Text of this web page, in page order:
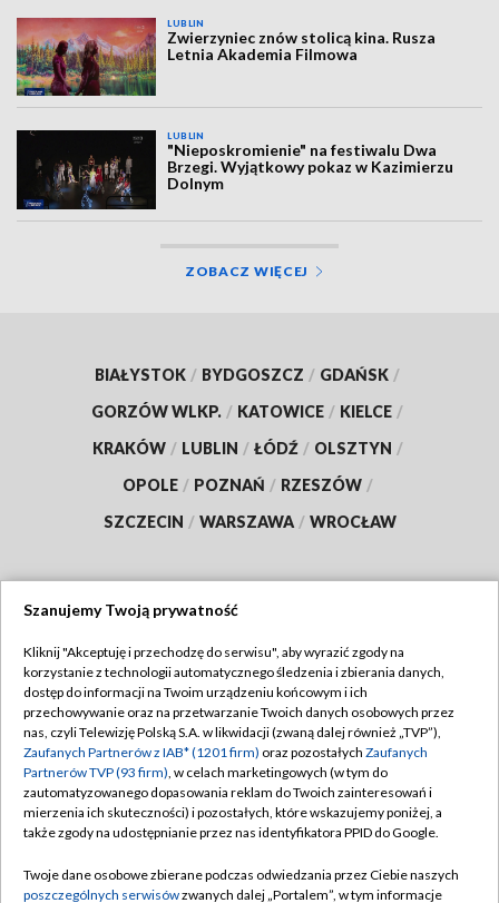
LUBLIN
Zwierzyniec znów stolicą kina. Rusza
Letnia Akademia Filmowa
LUBLIN
"Nieposkromienie" na festiwalu Dwa
Brzegi. Wyjątkowy pokaz w Kazimierzu
Dolnym
ZOBACZ WIĘCEJ
BIAŁYSTOK / BYDGOSZCZ / GDAŃSK /
GORZÓW WLKP. / KATOWICE / KIELCE /
KRAKÓW / LUBLIN / ŁÓDŹ / OLSZTYN /
OPOLE / POZNAŃ / RZESZÓW /
SZCZECIN / WARSZAWA / WROCŁAW
TVP
Abonament TVP
Emisja w TVP
Centrum informacji TVP
Naziemna Telewizja Cyfrowa
Rada Programowa
Regulamin TVP
Polityka prywatności
Moje zgody
Pomoc
Kontakt
Szanujemy Twoją prywatność
Kliknij "Akceptuję i przechodzę do serwisu", aby wyrazić zgody na
korzystanie z technologii automatycznego śledzenia i zbierania danych,
dostęp do informacji na Twoim urządzeniu końcowym i ich
przechowywanie oraz na przetwarzanie Twoich danych osobowych przez
nas, czyli Telewizję Polską S.A. w likwidacji (zwaną dalej również „TVP”),
Zaufanych Partnerów z IAB* (1201 firm) oraz pozostałych Zaufanych
Partnerów TVP (93 firm), w celach marketingowych (w tym do
zautomatyzowanego dopasowania reklam do Twoich zainteresowań i
mierzenia ich skuteczności) i pozostałych, które wskazujemy poniżej, a
także zgody na udostępnianie przez nas identyfikatora PPID do Google.
Twoje dane osobowe zbierane podczas odwiedzania przez Ciebie naszych
poszczególnych serwisówzwanych dalej „Portalem”, w tym informacje